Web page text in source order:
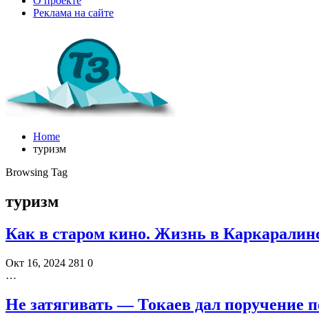
Реклама на сайте
Home
туризм
Browsing Tag
туризм
Как в старом кино. Жизнь в
Окт 16, 2024 281 0
…
Не затягивать — Токаев дал поручение